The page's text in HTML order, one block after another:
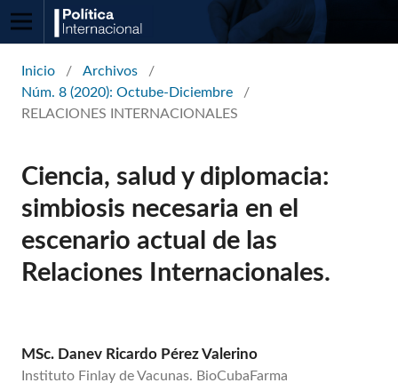
Inicio / Archivos
/
Núm. 8 (2020): Octube-Diciembre
/
RELACIONES INTERNACIONALES
Ciencia, salud y diplomacia:
simbiosis necesaria en el
escenario actual de las
Relaciones Internacionales.
MSc. Danev Ricardo Pérez Valerino
Instituto Finlay de Vacunas. BioCubaFarma